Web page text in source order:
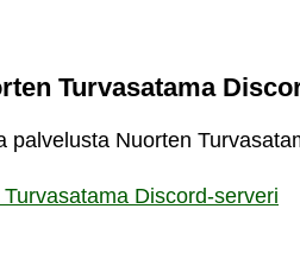
Turvasatama
palvelusta Nuorten
Discord-serveri